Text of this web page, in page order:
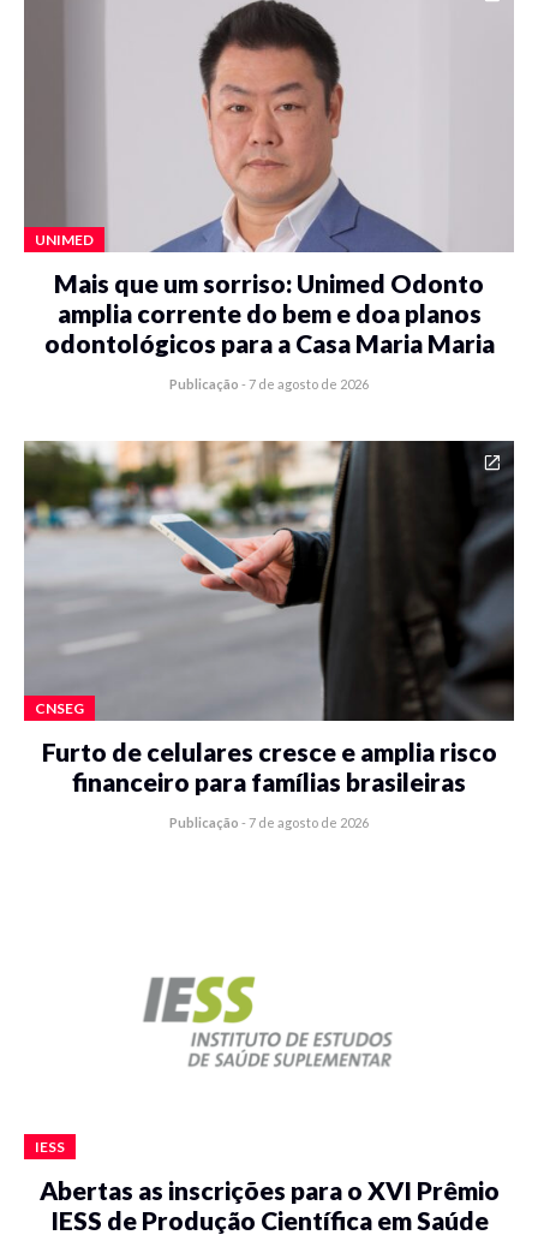
UNIMED
Mais que um sorriso: Unimed Odonto
amplia corrente do bem e doa planos
odontológicos para a Casa Maria Maria
Publicação - 7 de agosto de 2026
CNSEG
Furto de celulares cresce e amplia risco
financeiro para famílias brasileiras
Publicação - 7 de agosto de 2026
IESS
Abertas as inscrições para o XVI Prêmio
IESS de Produção Científica em Saúde